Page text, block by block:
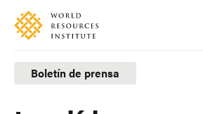
Skip
main
content
Accessibility
Boletín de prensa